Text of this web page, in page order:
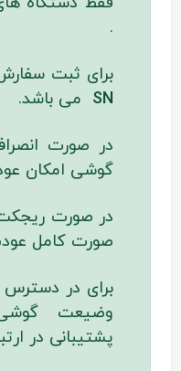
.
برای ثبت
SN می باشد.
در صورت
گوشی امکان
در صورت
صورت کامل
برای در
وضیعت
پشتیبانی در